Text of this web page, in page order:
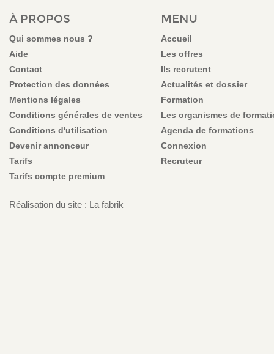
VOUS ÊTES ICI
À PROPOS
Qui sommes nous ?
Aide
Contact
Protection des données
Mentions légales
Conditions générales de ventes
Conditions d'utilisation
Devenir annonceur
Tarifs
Tarifs compte premium
MENU
Accueil
Les offres
Ils recrutent
Actualités et dossier
Formation
Les organismes de
Agenda de formations
Connexion
Recruteur
Réalisation du site : La fabrik